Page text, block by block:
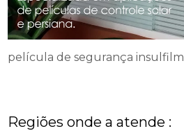
película de segurança insulfilm
Regiões onde a atende :